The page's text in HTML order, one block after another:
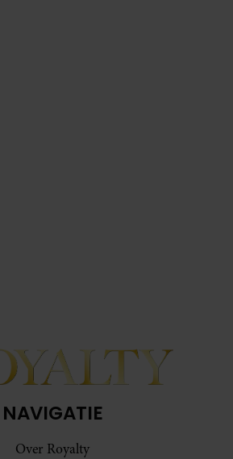
NAVIGATIE
Over Royalty